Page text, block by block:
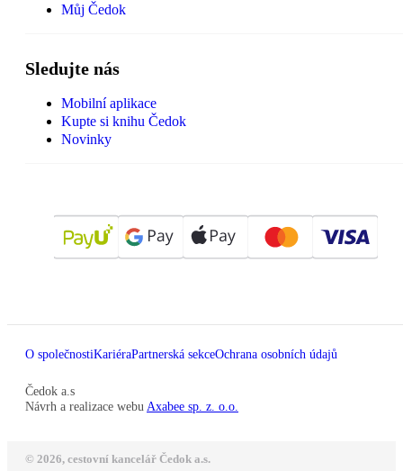
Můj Čedok
Sledujte nás
Mobilní aplikace
Kupte si knihu Čedok
Novinky
O společnostiKariéraPartnerská sekceOchrana osobních údajů
Čedok a.s
Návrh a realizace webu Axabee sp. z. o.o.
© 2026, cestovní kancelář Čedok a.s.